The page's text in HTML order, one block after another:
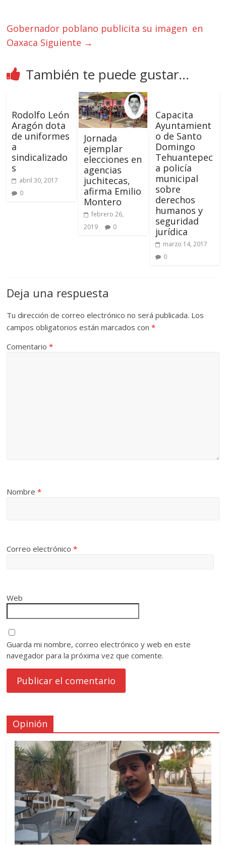
Gobernador poblano publicita su imagen en
Oaxaca Siguiente →
También te puede gustar...
Rodolfo León
Aragón dota
de uniformes
a
sindicalizado
s
abril 30, 2017
0
Jornada
ejemplar
elecciones en
agencias
juchitecas,
afirma Emilio
Montero
febrero 26,
2019
0
Capacita
Ayuntamient
o de Santo
Domingo
Tehuantepec
a policía
municipal
sobre
derechos
humanos y
seguridad
jurídica
marzo 14, 2017
0
Deja una respuesta
Tu dirección de correo electrónico no será publicada. Los
campos obligatorios están marcados con*
Comentario*
Nombre*
Correo electrónico*
Web
Guarda mi nombre, correo electrónico y web en este
navegador para la próxima vez que comente.
Opinión